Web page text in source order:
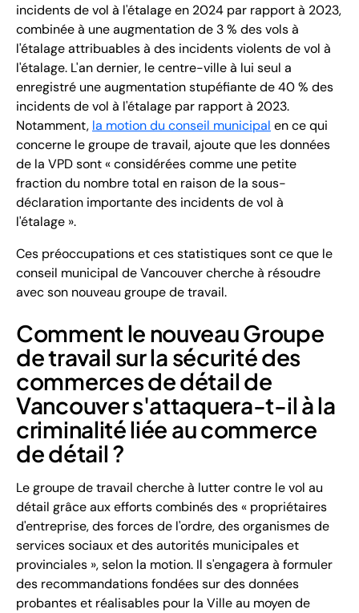
incidents de vol à l'étalage en 2024 par rapport à 2023,
combinée à une augmentation de 3 % des vols à
l'étalage attribuables à des incidents violents de vol à
l'étalage. L'an dernier, le centre-ville à lui seul a
enregistré une augmentation stupéfiante de 40 % des
incidents de vol à l'étalage par rapport à 2023.
Notamment, la motion du conseil municipal en ce qui
concerne le groupe de travail, ajoute que les données
de la VPD sont « considérées comme une petite
fraction du nombre total en raison de la sous-
déclaration importante des incidents de vol à
l'étalage ».
Ces préoccupations et ces statistiques sont ce que le
conseil municipal de Vancouver cherche à résoudre
avec son nouveau groupe de travail.
Comment le nouveau Groupe
de travail sur la sécurité des
commerces de détail de
Vancouver s'attaquera-t-il à la
criminalité liée au commerce
de détail ?
Le groupe de travail cherche à lutter contre le vol au
détail grâce aux efforts combinés des « propriétaires
d'entreprise, des forces de l'ordre, des organismes de
services sociaux et des autorités municipales et
provinciales », selon la motion. Il s'engagera à formuler
des recommandations fondées sur des données
probantes et réalisables pour la Ville au moyen de